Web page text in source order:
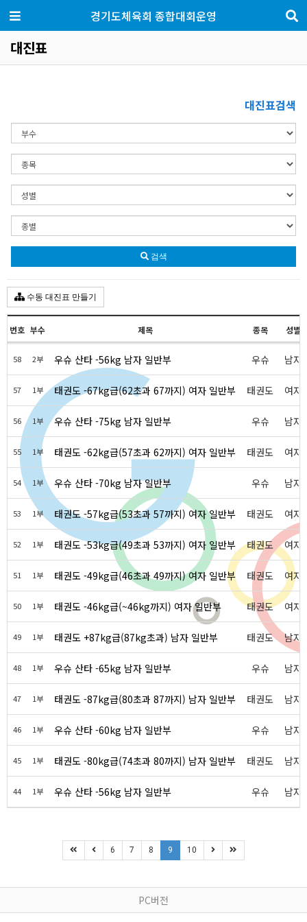
경기도체육회 종합대회운영
대진표
대진표검색
검색
수동 대진표 만들기
번호 부수 제목 종목 성별
58 2부 우슈 산타 -56kg 남자 일반부 우슈 남자
57 1부 태권도 -67kg급(62초과 67까지) 여자 일반부 태권도 여자
56 1부 우슈 산타 -75kg 남자 일반부 우슈 남자
55 1부 태권도 -62kg급(57초과 62까지) 여자 일반부 태권도 여자
54 1부 우슈 산타 -70kg 남자 일반부 우슈 남자
53 1부 태권도 -57kg급(53초과 57까지) 여자 일반부 태권도 여자
52 1부 태권도 -53kg급(49초과 53까지) 여자 일반부 태권도 여자
51 1부 태권도 -49kg급(46초과 49까지) 여자 일반부 태권도 여자
50 1부 태권도 -46kg급(~46kg까지) 여자 일반부 태권도 여자
49 1부 태권도 +87kg급(87kg초과) 남자 일반부 태권도 남자
48 1부 우슈 산타 -65kg 남자 일반부 우슈 남자
47 1부 태권도 -87kg급(80초과 87까지) 남자 일반부 태권도 남자
46 1부 우슈 산타 -60kg 남자 일반부 우슈 남자
45 1부 태권도 -80kg급(74초과 80까지) 남자 일반부 태권도 남자
44 1부 우슈 산타 -56kg 남자 일반부 우슈 남자
6 7 8 9 10
PC버전